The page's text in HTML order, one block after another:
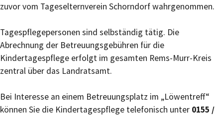
zuvor vom Tageselternverein Schorndorf wahrgenommen.
Tagespflegepersonen sind selbständig tätig. Die
Abrechnung der Betreuungsgebühren für die
Kindertagespflege erfolgt im gesamten Rems-Murr-Kreis
zentral über das Landratsamt.
Bei Interesse an einem Betreuungsplatz im „Löwentreff“
können Sie die Kindertagespflege telefonisch unter 0155 /